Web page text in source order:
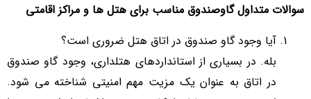
سوالات متداول گاوصندوق مناسب برای هتل ها و مراکز اقامتی
آیا وجود گاو صندوق در اتاق هتل ضروری است؟
بله. در بسیاری از استانداردهای هتلداری، وجود گاو صندوق
در اتاق به عنوان یک مزیت مهم امنیتی شناخته می شود.